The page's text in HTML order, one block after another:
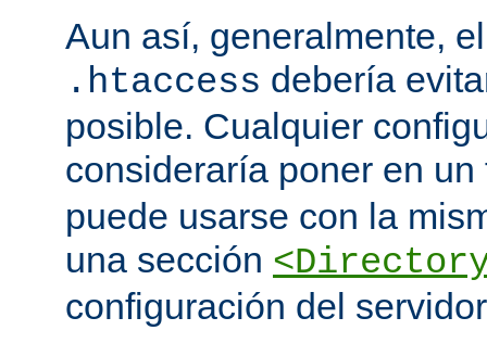
Aun así, generalmente,
.htaccess debería
posible. Cualquier
consideraría poner en
puede usarse con la
una sección
configuración del